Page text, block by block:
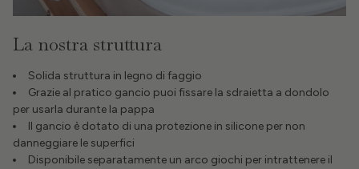
La nostra struttura
Solida struttura in legno di faggio
Grazie al pratico gancio puoi fissare la sdraietta a dondolo
per usarla durante la pappa
Il gancio è dotato di una protezione in silicone per non
danneggiare le superfici
Disponibile separatamente un arco giochi per intrattenere il